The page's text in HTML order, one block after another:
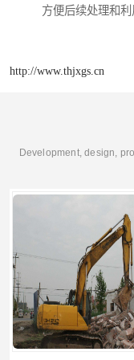
方便后续处理和利
http://www.thjxgs.cn
Development, design,